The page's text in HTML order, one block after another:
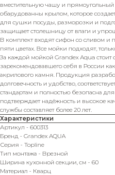
вместительную чашу и
обарудованны крылом, которое
для сушки посуды, разморозки и
защищает столешницу от влаги и
В комплект входят сифон со сливом и
пяти цветах. Все мойки подходят,
За каждой мойкой Grandex Aqua стоит
зарекомендовавшего себя в России
акрилового камня. Продукция
долговечность и удобство,
стандартам и полностью безопасна
подтверждает надёжность и высокое
службы составляет более 20 лет.
Характеристики
Артикул - 600313
Бренд - Grandex AQUA
Серия - Topline
Тип монтажа - Врезной
Ширина кухонной секции, см - 60
Материал - Кварц